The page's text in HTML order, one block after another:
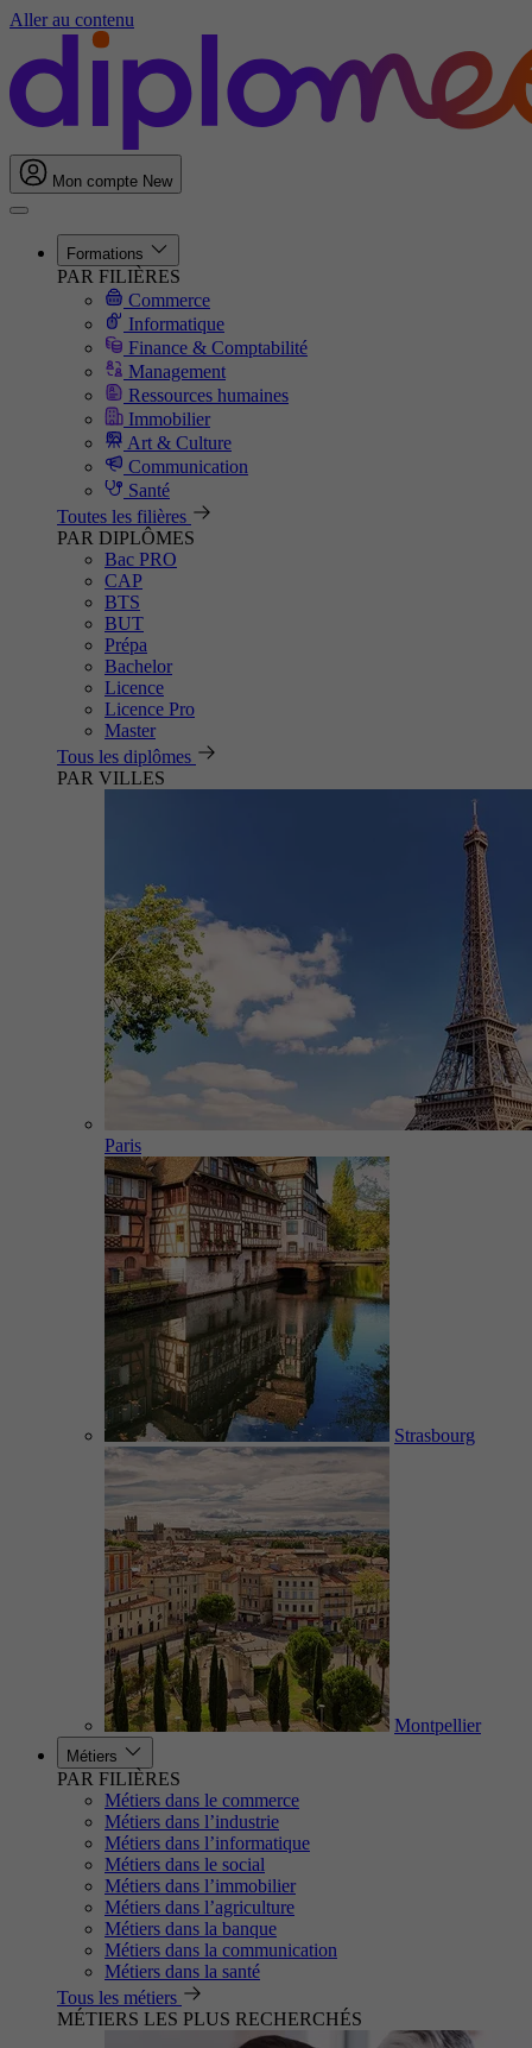
Aller au contenu
Mon compte New
Formations
PAR FILIÈRES
Commerce
Informatique
Finance & Comptabilité
Management
Ressources humaines
Immobilier
Art & Culture
Communication
Santé
Toutes les filières
PAR DIPLÔMES
Bac PRO
CAP
BTS
BUT
Prépa
Bachelor
Licence
Licence Pro
Master
Tous les diplômes
PAR VILLES
Paris
Strasbourg
Montpellier
Métiers
PAR FILIÈRES
Métiers dans le commerce
Métiers dans l’industrie
Métiers dans l’informatique
Métiers dans le social
Métiers dans l’immobilier
Métiers dans l’agriculture
Métiers dans la banque
Métiers dans la communication
Métiers dans la santé
Tous les métiers
MÉTIERS LES PLUS RECHERCHÉS